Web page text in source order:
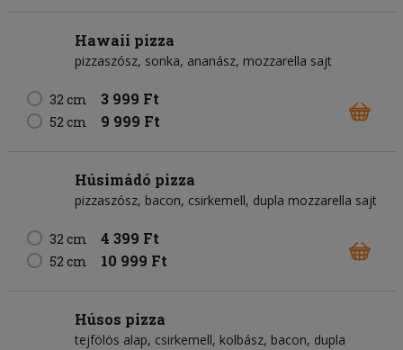
Hawaii pizza
pizzaszósz sonka ananász mozzarella sajt
32 cm 3 999 Ft
52 cm 9 999 Ft
Húsimádó pizza
pizzaszósz bacon csirkemell dupla mozzarella sajt
32 cm 4 399 Ft
52 cm 10 999 Ft
Húsos pizza
tejfölös alap csirkemell kolbász bacon dupla